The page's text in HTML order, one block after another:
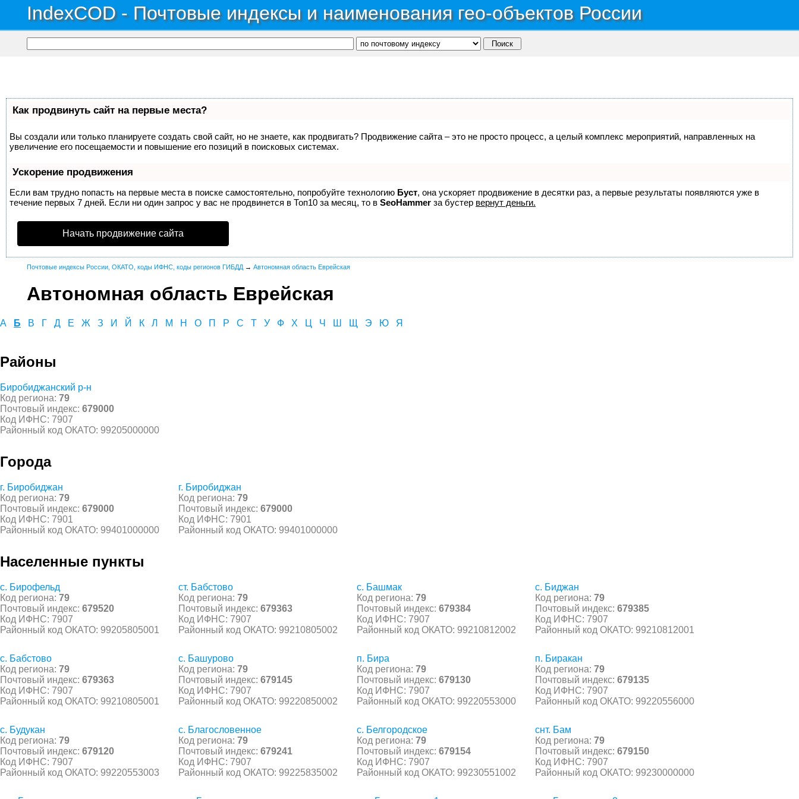
IndexCOD - Почтовые индексы и наименования гео-объектов России
Как продвинуть сайт на первые места?
Вы создали или только планируете создать свой сайт, но не знаете, как продвигать? Продвижение сайта – это не просто процесс, а целый комплекс мероприятий, направленных на
увеличение его посещаемости и повышение его позиций в поисковых системах.
Ускорение продвижения
Если вам трудно попасть на первые места в поиске самостоятельно, попробуйте технологию Буст, она ускоряет продвижение в десятки раз, а первые результаты появляются уже в
течение первых 7 дней. Если ни один запрос у вас не продвинется в Топ10 за месяц, то в SeoHammer за бустер вернут деньги.
Начать продвижение сайта
Почтовые индексы России, ОКАТО, коды ИФНС, коды регионов ГИБДД → Автономная область Еврейская
Автономная область Еврейская
А Б В Г Д Е Ж З И Й К Л М Н О П Р С Т У Ф Х Ц Ч Ш Щ Э Ю Я
Районы
Биробиджанский р-н
Код региона: 79
Почтовый индекс: 679000
Код ИФНС: 7907
Районный код ОКАТО: 99205000000
Города
г. Биробиджан
Код региона: 79
Почтовый индекс: 679000
Код ИФНС: 7901
Районный код ОКАТО: 99401000000
г. Биробиджан
Код региона: 79
Почтовый индекс: 679000
Код ИФНС: 7901
Районный код ОКАТО: 99401000000
Населенные пункты
с. Бирофельд
Код региона: 79
Почтовый индекс: 679520
Код ИФНС: 7907
Районный код ОКАТО: 99205805001
ст. Бабстово
Код региона: 79
Почтовый индекс: 679363
Код ИФНС: 7907
Районный код ОКАТО: 99210805002
с. Башмак
Код региона: 79
Почтовый индекс: 679384
Код ИФНС: 7907
Районный код ОКАТО: 99210812002
с. Биджан
Код региона: 79
Почтовый индекс: 679385
Код ИФНС: 7907
Районный код ОКАТО: 99210812001
с. Бабстово
Код региона: 79
Почтовый индекс: 679363
Код ИФНС: 7907
Районный код ОКАТО: 99210805001
с. Башурово
Код региона: 79
Почтовый индекс: 679145
Код ИФНС: 7907
Районный код ОКАТО: 99220850002
п. Бира
Код региона: 79
Почтовый индекс: 679130
Код ИФНС: 7907
Районный код ОКАТО: 99220553000
п. Биракан
Код региона: 79
Почтовый индекс: 679135
Код ИФНС: 7907
Районный код ОКАТО: 99220556000
с. Будукан
Код региона: 79
Почтовый индекс: 679120
Код ИФНС: 7907
Районный код ОКАТО: 99220553003
с. Благословенное
Код региона: 79
Почтовый индекс: 679241
Код ИФНС: 7907
Районный код ОКАТО: 99225835002
с. Белгородское
Код региона: 79
Почтовый индекс: 679154
Код ИФНС: 7907
Районный код ОКАТО: 99230551002
снт. Бам
Код региона: 79
Почтовый индекс: 679150
Код ИФНС: 7907
Районный код ОКАТО: 99230000000